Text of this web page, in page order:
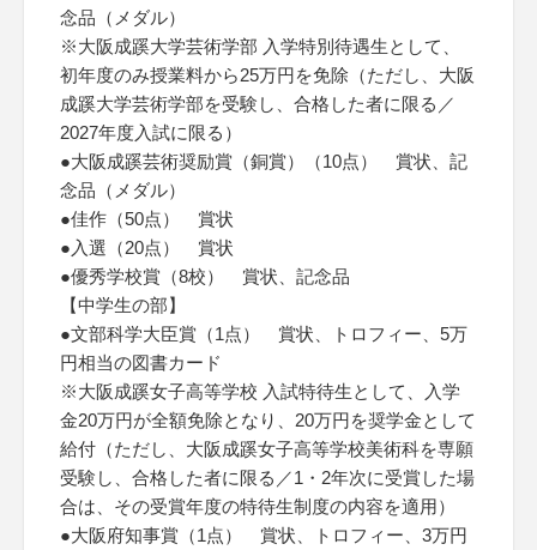
念品（メダル）
※大阪成蹊大学芸術学部 入学特別待遇生として、
初年度のみ授業料から25万円を免除（ただし、大阪
成蹊大学芸術学部を受験し、合格した者に限る／
2027年度入試に限る）
●大阪成蹊芸術奨励賞（銅賞）（10点） 賞状、記
念品（メダル）
●佳作（50点） 賞状
●入選（20点） 賞状
●優秀学校賞（8校） 賞状、記念品
【中学生の部】
●文部科学大臣賞（1点） 賞状、トロフィー、5万
円相当の図書カード
※大阪成蹊女子高等学校 入試特待生として、入学
金20万円が全額免除となり、20万円を奨学金として
給付（ただし、大阪成蹊女子高等学校美術科を専願
受験し、合格した者に限る／1・2年次に受賞した場
合は、その受賞年度の特待生制度の内容を適用）
●大阪府知事賞（1点） 賞状、トロフィー、3万円